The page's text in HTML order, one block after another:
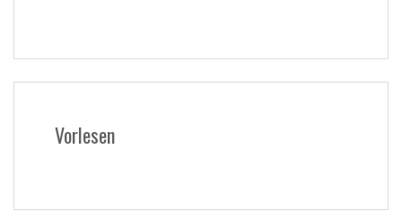
Vorlesen